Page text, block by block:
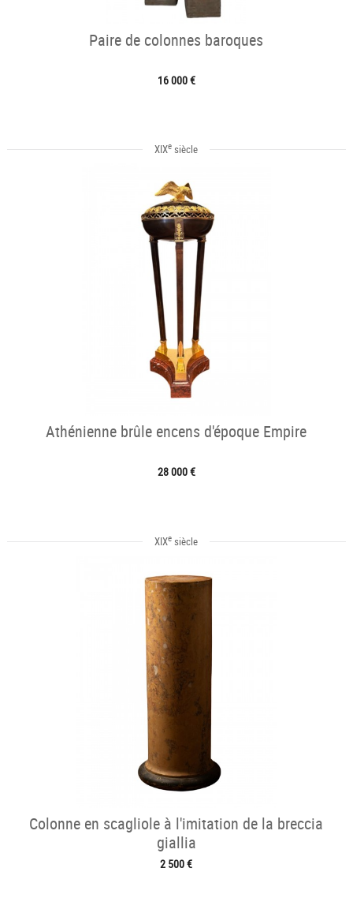
Paire de colonnes baroques
16 000 €
XIXe siècle
Athénienne brûle encens d'époque Empire
28 000 €
XIXe siècle
Colonne en scagliole à l'imitation de la breccia
giallia
2 500 €